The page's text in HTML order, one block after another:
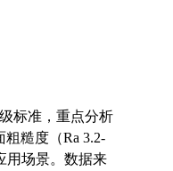
标准，重点分析
糙度（Ra 3.2-
用场景。数据来